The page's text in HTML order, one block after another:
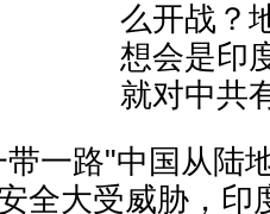
么开战？
想会是印
就对中共
路"中国从陆
全大受威胁，印